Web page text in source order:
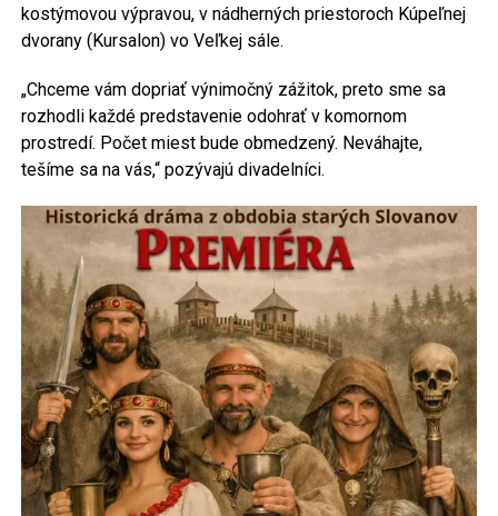
kostýmovou výpravou, v nádherných priestoroch Kúpeľnej
dvorany (Kursalon) vo Veľkej sále.
„Chceme vám dopriať výnimočný zážitok, preto sme sa
rozhodli každé predstavenie odohrať v komornom
prostredí. Počet miest bude obmedzený. Neváhajte,
tešíme sa na vás,“ pozývajú divadelníci.